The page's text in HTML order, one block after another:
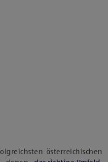
österreichischen